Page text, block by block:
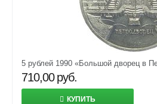
5 рублей 1990 «Большой дворец в
710,00 руб.
КУПИТЬ